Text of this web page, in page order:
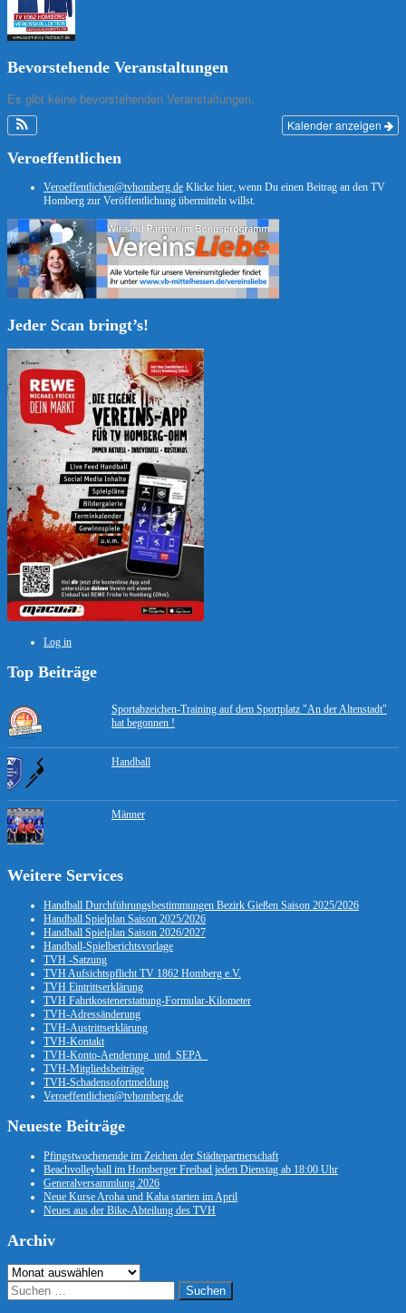
Bevorstehende Veranstaltungen
Es gibt keine bevorstehenden Veranstaltungen.
Kalender anzeigen
Veroeffentlichen
Veroeffentlichen@tvhomberg.de Klicke hier, wenn Du einen Beitrag an den TV
Homberg zur Veröffentlichung übermitteln willst.
Jeder Scan bringt’s!
Log in
Top Beiträge
Sportabzeichen-Training auf dem Sportplatz "An der Altenstadt"
hat begonnen !
Handball
Männer
Weitere Services
Handball Durchführungsbestimmungen Bezirk Gießen Saison 2025/2026
Handball Spielplan Saison 2025/2026
Handball Spielplan Saison 2026/2027
Handball-Spielberichtsvorlage
TVH -Satzung
TVH Aufsichtspflicht TV 1862 Homberg e.V.
TVH Eintrittserklärung
TVH Fahrtkostenerstattung-Formular-Kilometer
TVH-Adressänderung
TVH-Austrittserklärung
TVH-Kontakt
TVH-Konto-Aenderung_und_SEPA_
TVH-Mitgliedsbeiträge
TVH-Schadensofortmeldung
Veroeffentlichen@tvhomberg.de
Neueste Beiträge
Pfingstwochenende im Zeichen der Städtepartnerschaft
Beachvolleyball im Homberger Freibad jeden Dienstag ab 18:00 Uhr
Generalversammlung 2026
Neue Kurse Aroha und Kaha starten im April
Neues aus der Bike-Abteilung des TVH
Archiv
Archiv
Suchen
nach: